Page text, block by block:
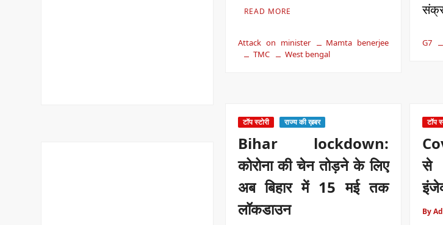
READ MORE
Attack on minister
Mamta benerjee
TMC
West bengal
G7
टॉप स्टोरी राज्य की ख़बर
Bihar lockdown:
कोरोना की चेन तोड़ने के लिए
अब बिहार में 15 मई तक
लॉकडाउन
टॉप
से
By